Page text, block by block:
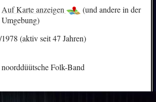
Auf Karte anzeigen
(und andere in der
Umgebung)
1978 (aktiv seit 47 Jahren)
noorddüütsche Folk-Band